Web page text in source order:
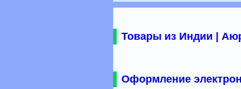
Товары из Индии |
Оформление